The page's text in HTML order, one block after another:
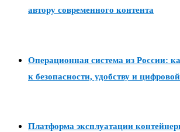
автору современного контента
Операционная система из России:
к безопасности, удобству и
Платформа эксплуатации